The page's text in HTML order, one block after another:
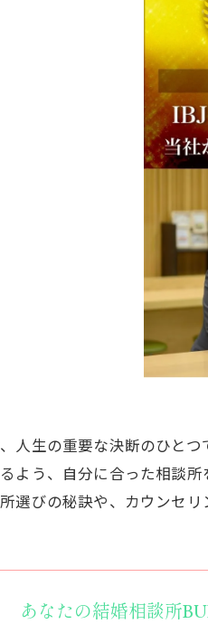
人生の重要な決断のひと
よう、自分に合った相談
選びの秘訣や、カウンセリ
あなたの結婚相談所